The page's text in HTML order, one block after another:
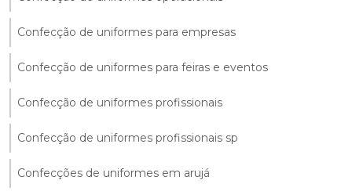
Confecção de uniformes para empresas
Confecção de uniformes para feiras e eventos
Confecção de uniformes profissionais
Confecção de uniformes profissionais sp
Confecções de uniformes em arujá